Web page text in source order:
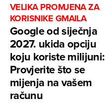
VELIKA PROMJENA ZA
KORISNIKE GMAILA
Google od siječnja
2027. ukida opciju
koju koriste milijuni:
Provjerite što se
mijenja na vašem
računu